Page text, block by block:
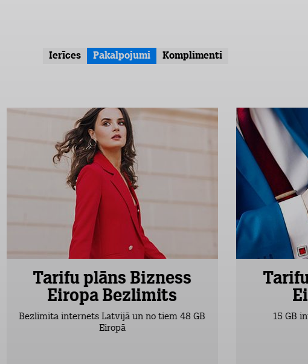
Ierīces Pakalpojumi Komplimenti
Tarifu plāns Bizness
Eiropa Bezlimits
Bezlimita internets Latvijā un no tiem 48 GB
Eiropā
15 GB